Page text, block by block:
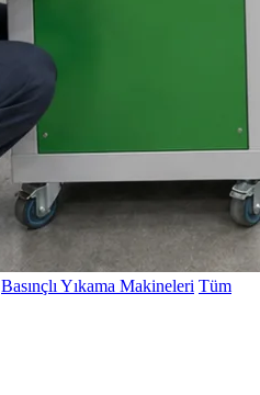
Basınçlı Yıkama Makineleri Tüm